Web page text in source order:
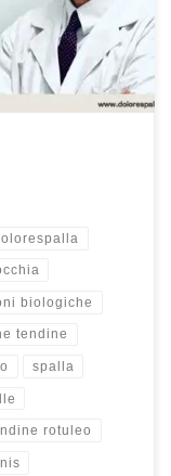
anche Smalling
biologiche
tendine
spalla
rotuleo